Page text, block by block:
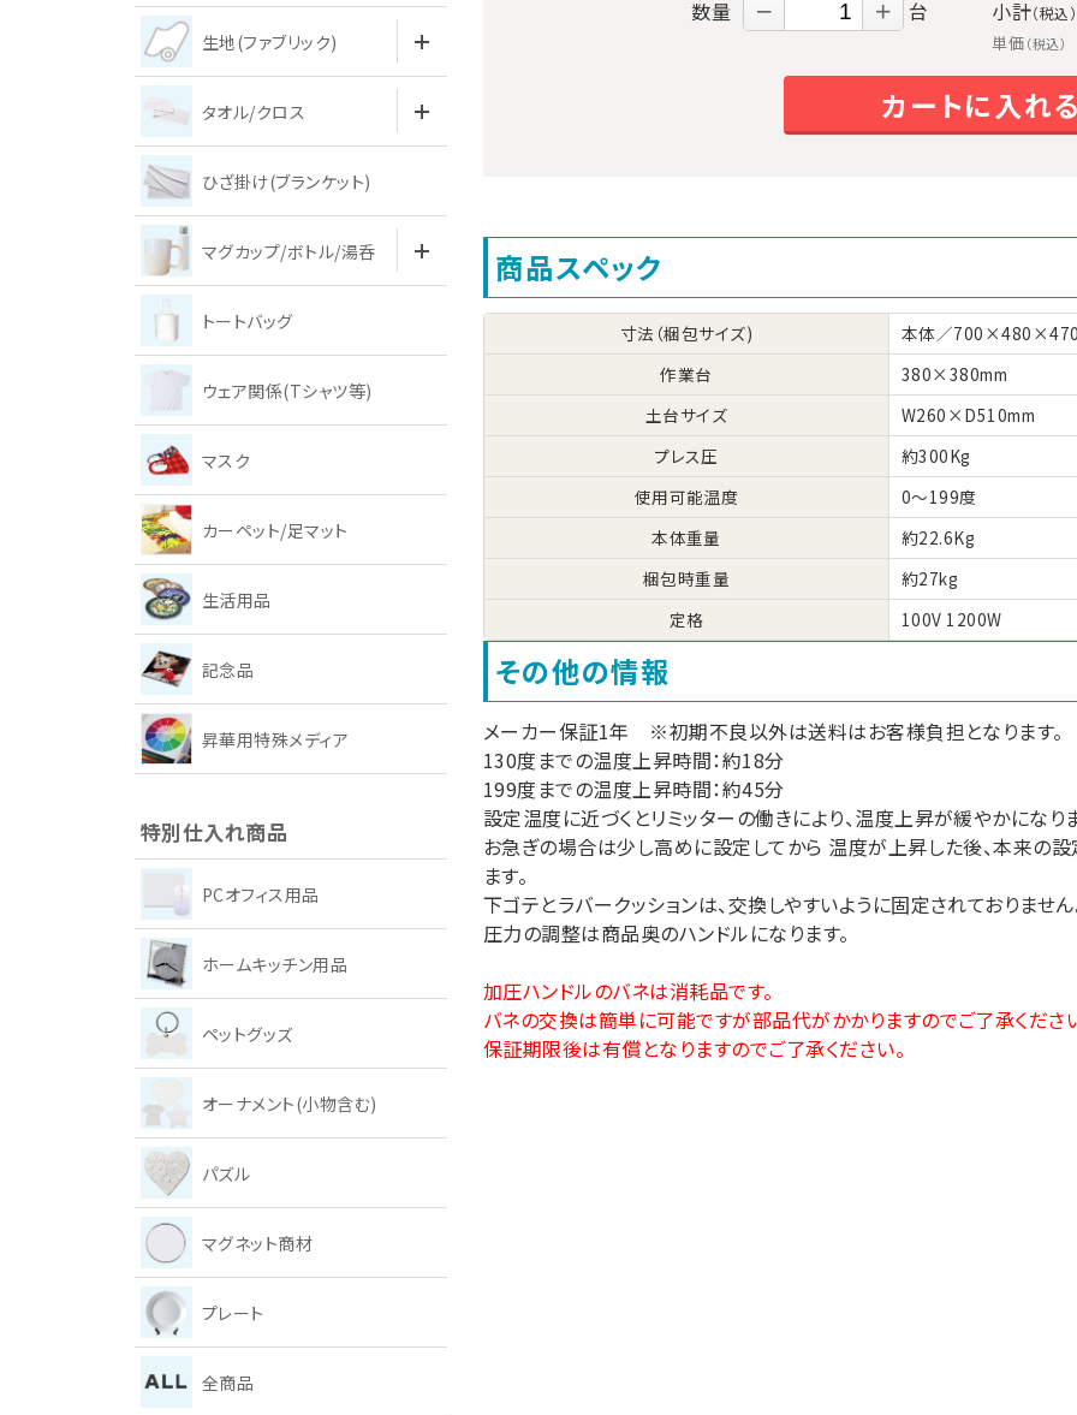
数量 － ＋ 台 小計（税込）
単価（税込）
カートに入れる
商品スペック
寸法（梱包サイズ)
本体／
作業台
380×380mm
土台サイズ
W260×D510mm
プレス圧
約300Kg
使用可能温度
0～199度
本体重量
約22.6Kg
梱包時重量
約27kg
定格
100V 1200W
その他の情報
メーカー保証1年 ※初期不良以外は送料はお客様負担となります。
130度までの温度上昇時間：約18分
199度までの温度上昇時間：約45分
設定温度に近づくとリミッターの働きにより、温度上昇が緩やかになりま
お急ぎの場合は少し高めに設定してから 温度が上昇した後、本来の
ます。
下ゴテとラバークッションは、交換しやすいように固定されておりません
圧力の調整は商品奥のハンドルになります。
加圧ハンドルのバネは消耗品です。
バネの交換は簡単に可能ですが部品代がかかりますのでご了承くださ
保証期限後は有償となりますのでご了承ください。
生地(ファブリック)
タオル/クロス
ひざ掛け(ブランケット)
マグカップ/ボトル/湯呑
トートバッグ
ウェア関係(Tシャツ等)
マスク
カーペット/足マット
生活用品
記念品
昇華用特殊メディア
特別仕入れ商品
PCオフィス用品
ホームキッチン用品
ペットグッズ
オーナメント(小物含む)
パズル
マグネット商材
プレート
全商品